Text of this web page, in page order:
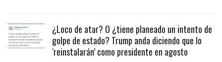
¿Loco de atar? O ¿tiene planeado un intento de
golpe de estado? Trump anda diciendo que lo
‘reinstalarán’ como presidente en agosto